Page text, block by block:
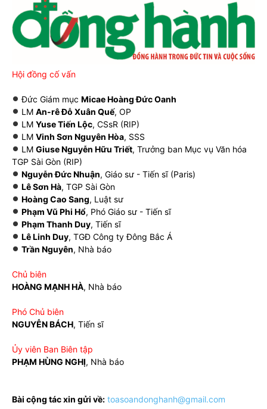
Hội đồng cố vấn
Đức Giám mục Micae Hoàng Đức Oanh
LM An-rê Đỗ Xuân Quế, OP
LM Yuse Tiến Lộc, CSsR (RIP)
LM Vinh Sơn Nguyên Hòa, SSS
LM Giuse Nguyễn Hữu Triết, Trưởng ban Mục vụ Văn hóa
TGP Sài Gòn (RIP)
Nguyễn Đức Nhuận, Giáo sư - Tiến sĩ (Paris)
Lê Sơn Hà, TGP Sài Gòn
Hoàng Cao Sang, Luật sư
Phạm Vũ Phi Hổ, Phó Giáo sư - Tiến sĩ
Phạm Thanh Duy, Tiến sĩ
Lê Linh Duy, TGĐ Công ty Đông Bắc Á
Trần Nguyên, Nhà báo
Chủ biên
HOÀNG MẠNH HÀ, Nhà báo
Phó Chủ biên
NGUYỄN BÁCH, Tiến sĩ
Ủy viên Ban Biên tập
PHẠM HÙNG NGHỊ, Nhà báo
Bài cộng tác xin gửi về: toasoandonghanh@gmail.com